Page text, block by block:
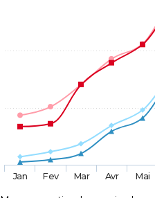
Jan Fev Mar Avr Mai